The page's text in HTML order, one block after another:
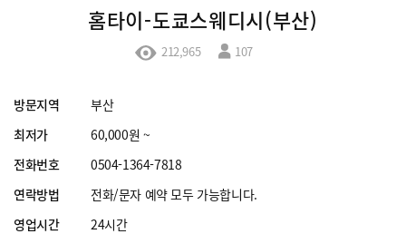
홈타이-도쿄스웨디시(부산)
212,965 107
방문지역
부산
최저가
60,000원 ~
전화번호
0504-1364-7818
연락방법
전화/문자 예약 모두 가능합니다.
영업시간
24시간